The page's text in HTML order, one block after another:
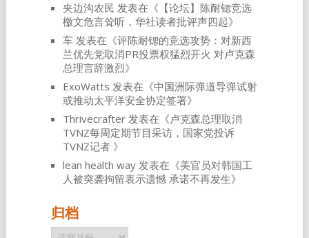
夹边沟农民 发表在《 【论坛】陈耐锶竞选
檄文危言耸听，华社读者批评声四起》
车发表在《评陈耐锶的竞选攻势：对新西
兰优先党取消PR投票权猛烈开火 对卢克森
总理言辞激烈》
ExoWatts 发表在《中国洲际弹道导弹试射
或推动太平洋安全协定签署》
Thrivecrafter发表在《卢克森总理取消
TVNZ每周定期节目采访，国家党投诉
TVNZ记者 》
lean health way发表在《美官员对韩国工
人被突袭拘留表示遗憾 承诺不再发生》
归档
归